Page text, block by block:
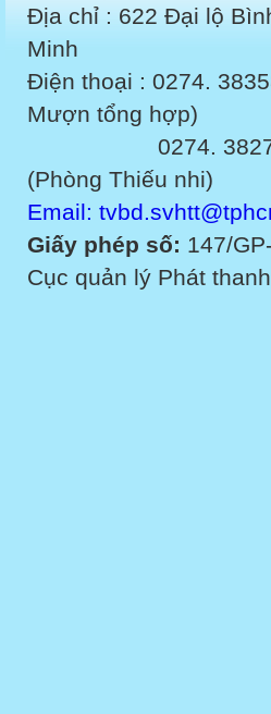
Địa chỉ : 622 Đại lộ
Minh
Điện thoại : 0274.
Mượn tổng hợp)
0274. 3827080
(Phòng Thiếu nhi)
Email:
Giấy phép số: 147/
Cục quản lý Phát